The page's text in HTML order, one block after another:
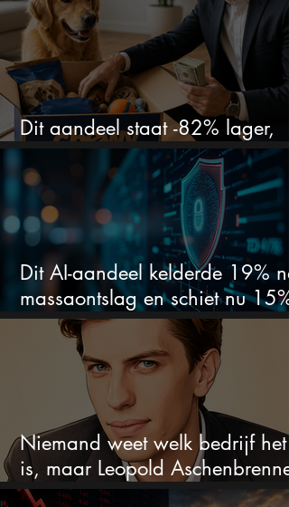
Dit aandeel staat -82% lager,
terwijl het bedrijf gewoon groeit
Dit AI-aandeel kelderde 19% na
massaontslag en schiet nu 15%
omhoog
Niemand weet welk bedrijf het
is, maar Leopold Aschenbrenner
zet er nu $500 miljoen op